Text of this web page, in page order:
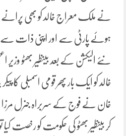
نے ملک معراج خالد کو بھی پرانے
نئے الیکشن کے بعد بینظیر بھٹو
خالد کو ایک بار پھر قومی اسمبلی کا
خان نے فوج کے سربراہ جنرل
کر بینظیر بھٹو کی حکومت کو رخصت کیا